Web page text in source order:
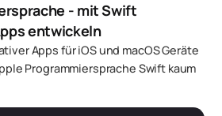
- mit Swift
entwickeln
Apps für iOS und macOS Geräte
Programmiersprache Swift kaum